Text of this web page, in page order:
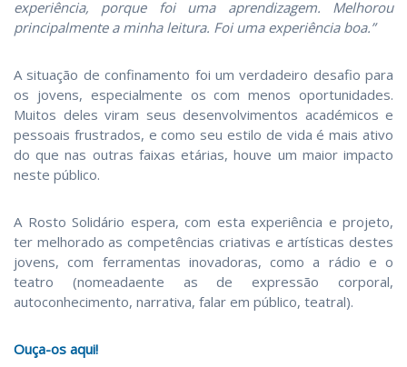
experiência, porque foi uma aprendizagem. Melhorou
principalmente a minha leitura. Foi uma experiência boa.”
A situação de confinamento foi um verdadeiro desafio para
os jovens, especialmente os com menos oportunidades.
Muitos deles viram seus desenvolvimentos académicos e
pessoais frustrados, e como seu estilo de vida é mais ativo
do que nas outras faixas etárias, houve um maior impacto
neste público.
A Rosto Solidário espera, com esta experiência e projeto,
ter melhorado as competências criativas e artísticas destes
jovens, com ferramentas inovadoras, como a rádio e o
teatro (nomeadaente as de expressão corporal,
autoconhecimento, narrativa, falar em público, teatral).
Ouça-os aqui!